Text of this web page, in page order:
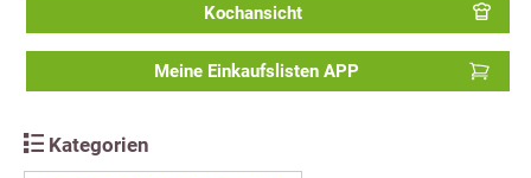
Kochansicht
Meine Einkaufslisten APP
Kategorien